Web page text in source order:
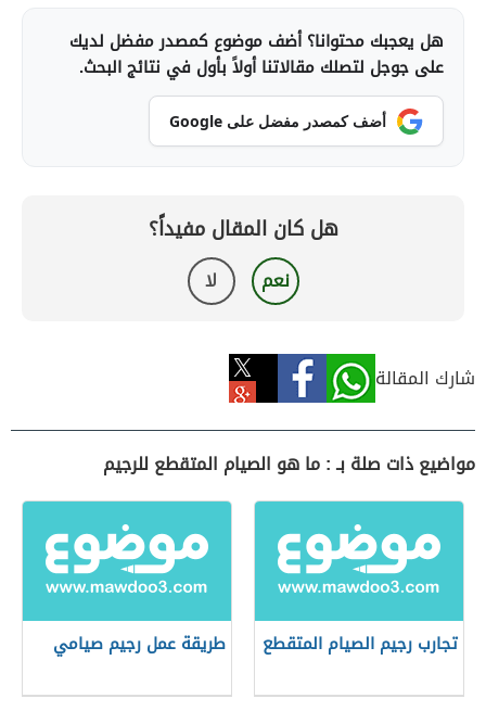
هل يعجبك محتوانا؟ أضف موضوع كمصدر مفضل لديك
على جوجل لتصلك مقالاتنا أولاً بأول في نتائج البحث.
أضف كمصدر مفضل على Google
هل كان المقال مفيداً؟
نعم لا
شارك المقالة
مواضيع ذات صلة بـ : ما هو الصيام المتقطع للرجيم
تجارب رجيم الصيام المتقطع طريقة عمل رجيم صيامي